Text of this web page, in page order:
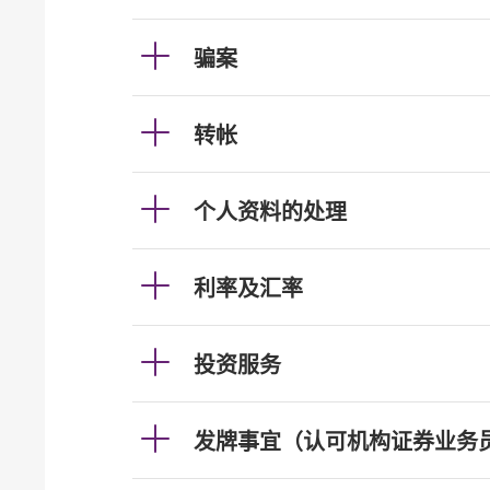
骗案
转帐
个人资料的处理
利率及汇率
投资服务
发牌事宜（认可机构证券业务